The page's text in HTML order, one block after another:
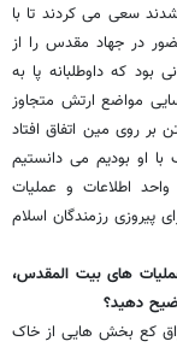
سعی می کردند تا با
در جهاد مقدس را از
که داوطلبانه پا به
مواضع ارتش متجاوز
روی مین اتفاق افتاد
او بودیم می دانستیم
اطلاعات و عملیات
رزمندگان اسلام
های بیت المقدس،
کع بخش هایی از خاک